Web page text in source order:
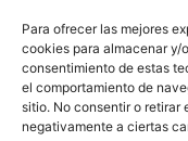
Para ofrecer las mejores
cookies para almacenar y/
consentimiento de estas
el comportamiento de
sitio. No consentir o retirar
negativamente a ciertas